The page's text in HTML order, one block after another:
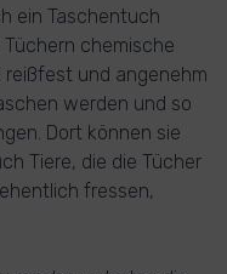
ein Taschentuch
chemische
und angenehm
werden und so
Dort können sie
Tiere, die die Tücher
fressen,